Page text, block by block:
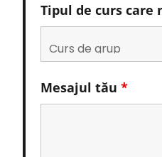
Tipul de curs care
Mesajul tău *